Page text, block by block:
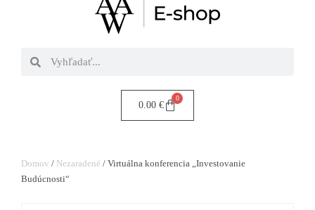
0.00 €
0
Domov / Nezaradené / Virtuálna konferencia „Investovanie
Budúcnosti“